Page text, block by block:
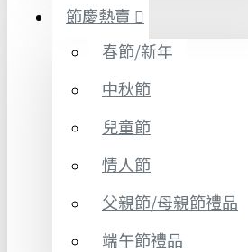
節慶熱賣
春節/新年
中秋節
兒童節
情人節
父親節/母親節禮品
端午節禮品